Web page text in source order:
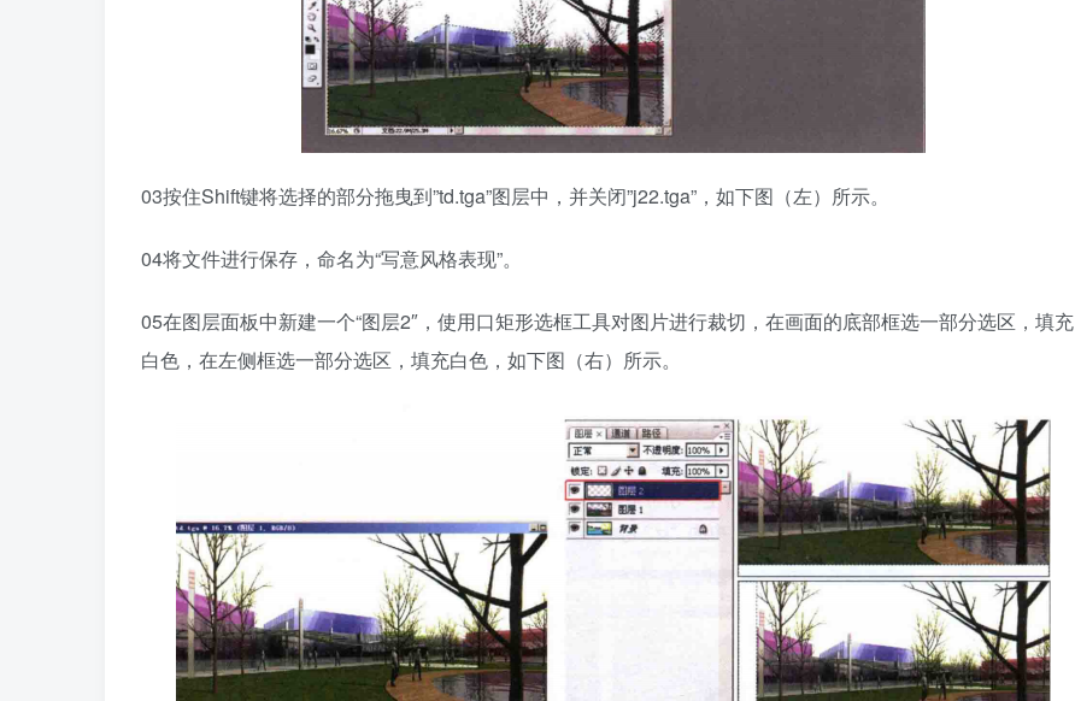
03按住Shift键将选择的部分拖曳到”td.tga”图层中，并关闭”j22.tga”，如下图（左）所示。
04将文件进行保存，命名为“写意风格表现”。
05在图层面板中新建一个“图层2″，使用口矩形选框工具对图片进行裁切，在画面的底部框选一部分选区，填充
白色，在左侧框选一部分选区，填充白色，如下图（右）所示。